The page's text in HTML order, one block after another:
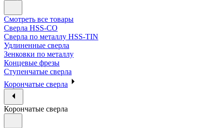
Смотреть все товары
Сверла HSS-CO
Сверла по металлу HSS-TIN
Удлиненные сверла
Зенковки по металлу
Концевые фрезы
Ступенчатые сверла
Корончатые сверла
Корончатые сверла